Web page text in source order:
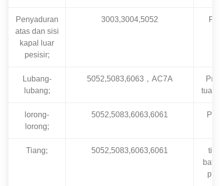
Penyaduran
atas dan sisi
kapal luar
pesisir;
3003,3004,5052
Lubang-
lubang;
5052,5083,6063，AC7A
lorong-
lorong;
5052,5083,6063,6061
Tiang; 5052,5083,6063,6061